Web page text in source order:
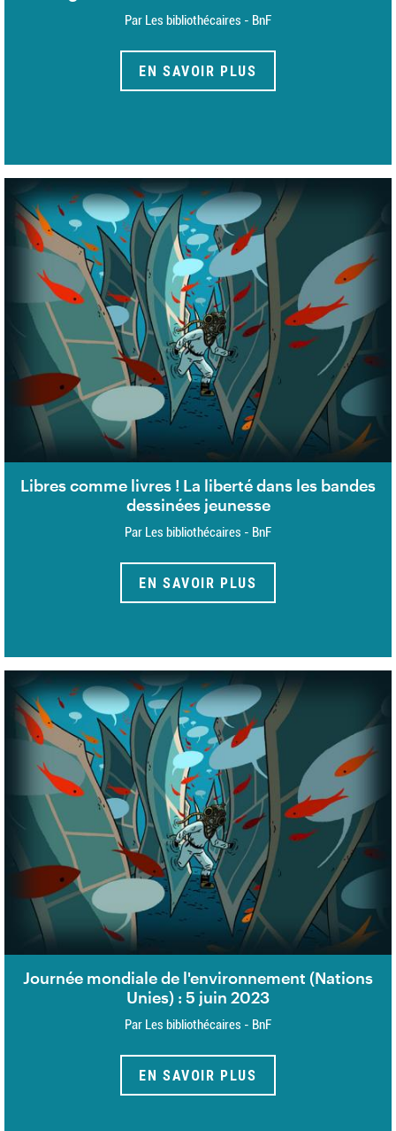
Par Les bibliothécaires - BnF
EN SAVOIR PLUS
Libres comme livres ! La liberté dans les bandes
dessinées jeunesse
Par Les bibliothécaires - BnF
EN SAVOIR PLUS
Journée mondiale de l'environnement (Nations
Unies) : 5 juin 2023
Par Les bibliothécaires - BnF
EN SAVOIR PLUS